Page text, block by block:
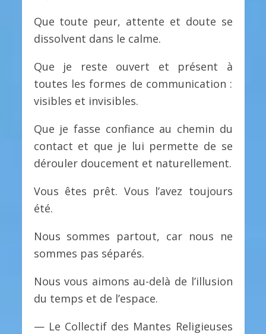
Que toute peur, attente et doute se
dissolvent dans le calme.
Que je reste ouvert et présent à
toutes les formes de communication :
visibles et invisibles.
Que je fasse confiance au chemin du
contact et que je lui permette de se
dérouler doucement et naturellement.
Vous êtes prêt. Vous l’avez toujours
été.
Nous sommes partout, car nous ne
sommes pas séparés.
Nous vous aimons au-delà de l’illusion
du temps et de l’espace.
— Le Collectif des Mantes Religieuses